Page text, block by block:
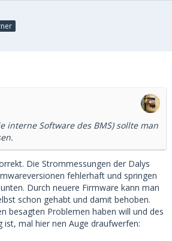
interne Software des BMS) sollte man
Die Strommessungen der Dalys
fehlerhaft und springen
Durch neuere Firmware kann man
schon gehabt und damit behoben.
besagten Problemen haben will und des
ist, mal hier nen Auge draufwerfen: